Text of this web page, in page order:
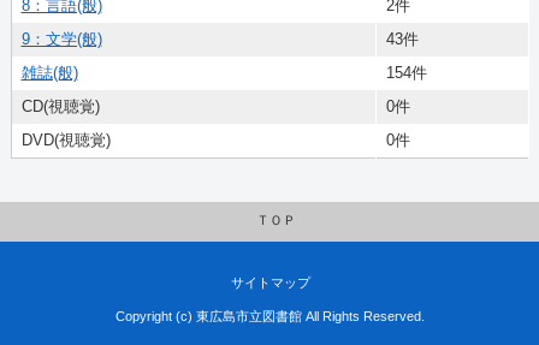
8：言語(般)
2件
9：文学(般)
43件
雑誌(般)
154件
CD(視聴覚)
0件
DVD(視聴覚)
0件
ＴＯＰ
サイトマップ
Copyright (c) 東広島市立図書館 All Rights Reserved.